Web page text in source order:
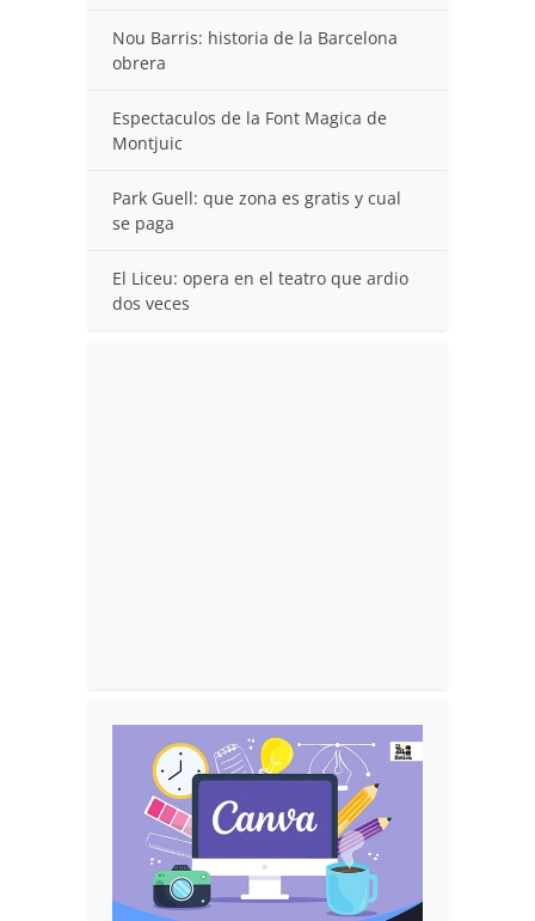
Nou Barris: historia de la Barcelona
obrera
Espectaculos de la Font Magica de
Montjuic
Park Guell: que zona es gratis y cual
se paga
El Liceu: opera en el teatro que ardio
dos veces